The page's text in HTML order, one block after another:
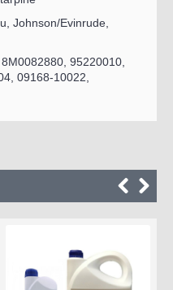
Johnson/Evinrude,
95220010,
09168-10022,